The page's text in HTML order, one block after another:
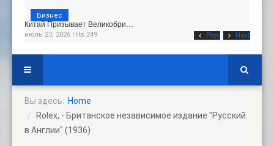
Prev Next
Китай Призывает Великобри…
июль 23, 2026 Hits:249
Бизнес
Вы здесь: Home
Rolex, - Британское независимое издание "Русский
в Англии" (1936)